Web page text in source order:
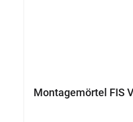
Montagemörtel FIS